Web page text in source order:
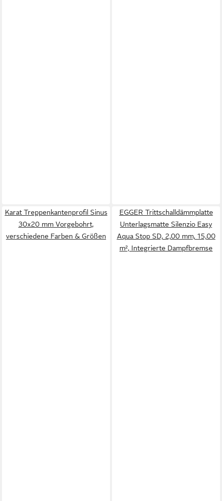
Karat Treppenkantenprofil Sinus
30x20 mm Vorgebohrt,
verschiedene Farben & Größen
EGGER Trittschalldämmplatte
Unterlagsmatte Silenzio Easy
Aqua Stop SD, 2,00 mm, 15,00
m², Integrierte Dampfbremse